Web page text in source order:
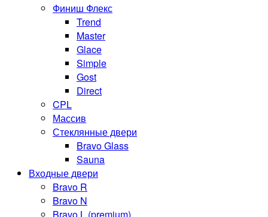
Финиш Флекс
Trend
Master
Glace
Simple
Gost
Direct
CPL
Массив
Стеклянные двери
Bravo Glass
Sauna
Входные двери
Bravo R
Bravo N